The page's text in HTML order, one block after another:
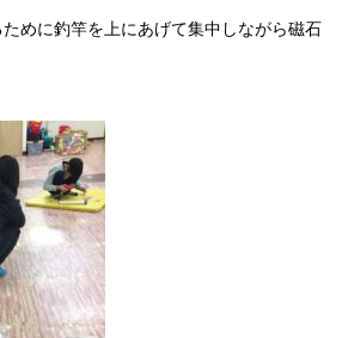
めに釣竿を上にあげて集中しながら磁石